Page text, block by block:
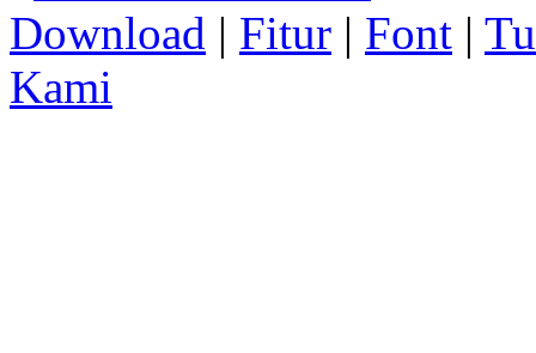
Download | Fitur | Font |
Kami